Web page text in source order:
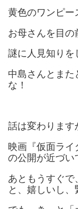
黄色のワンピー
お母さんを目の
謎に人見知りを
中島さんとまた
な！
話は変わります
映画『仮面ライ
の公開が近づい
あともうすぐで
と、嬉しいし、